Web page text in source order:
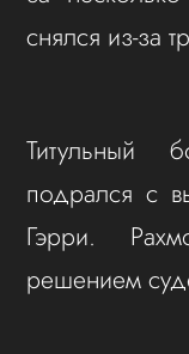
снялся из-за
Титульный
подрался с
Гэрри.
решением